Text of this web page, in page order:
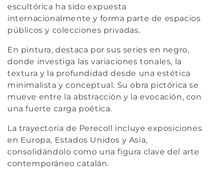
escultórica ha sido expuesta
internacionalmente y forma parte de espacios
públicos y colecciones privadas.
En pintura, destaca por sus series en negro,
donde investiga las variaciones tonales, la
textura y la profundidad desde una estética
minimalista y conceptual. Su obra pictórica se
mueve entre la abstracción y la evocación, con
una fuerte carga poética.
La trayectoria de Perecoll incluye exposiciones
en Europa, Estados Unidos y Asia,
consolidándolo como una figura clave del arte
contemporáneo catalán.